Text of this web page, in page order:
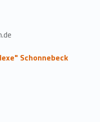
Schonnebeck